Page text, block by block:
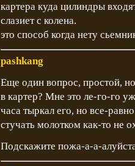
картера куда цилиндры
слазиет с колена.
это способ когда нету
pashkang
Еще один вопрос, простой,
в картер? Мне это ле-го-го
часа тыркал его, но все-
стучать молотком как-то не
Подскажите пожа-а-а-